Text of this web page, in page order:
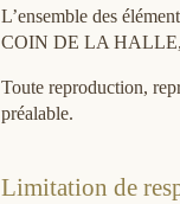
L’ensemble des
COIN DE LA HALLE,
Toute reproduction,
préalable.
Limitation de